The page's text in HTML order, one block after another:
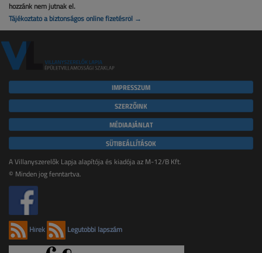
hozzánk nem jutnak el.
Tájékoztató a biztonságos online fizetésről →
IMPRESSZUM
SZERZŐINK
MÉDIAAJÁNLAT
SÜTIBEÁLLÍTÁSOK
A Villanyszerelők Lapja alapítója és kiadója az M-12/B Kft.
© Minden jog fenntartva.
Hírek Legutóbbi lapszám